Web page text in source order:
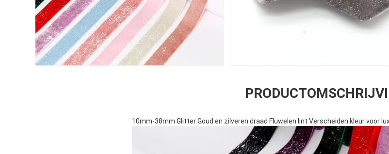
10mm-38mm Glitter Goud en zilveren draad Fluwelen lint Verscheiden kleur voor